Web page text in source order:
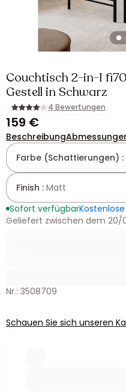
Couchtisch 2-in-1
Gestell in Schwarz
4 Bewertungen
159 €
Beschreibung
Farbe (Schattierungen) :
Finish : Matt
Sofort verfügbar
Geliefert zwischen dem 20/
Nr.: 3508709
Schauen Sie sich unseren